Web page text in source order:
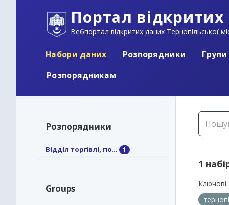
Портал
Вебпортал відкритих даних Тернопільської
Набори даних Розпорядники Групи
Розпорядникам
Розпорядники
Відділ торгівлі, по... 1
Groups
1
Ключові